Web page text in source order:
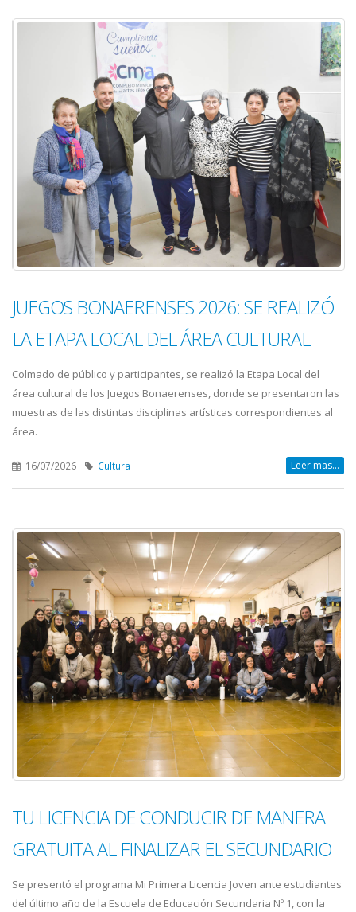
JUEGOS BONAERENSES 2026: SE REALIZÓ
LA ETAPA LOCAL DEL ÁREA CULTURAL
Colmado de público y participantes, se realizó la Etapa Local del
área cultural de los Juegos Bonaerenses, donde se presentaron las
muestras de las distintas disciplinas artísticas correspondientes al
área.
16/07/2026 Cultura Leer mas...
TU LICENCIA DE CONDUCIR DE MANERA
GRATUITA AL FINALIZAR EL SECUNDARIO
Se presentó el programa Mi Primera Licencia Joven ante estudiantes
del último año de la Escuela de Educación Secundaria Nº 1, con la